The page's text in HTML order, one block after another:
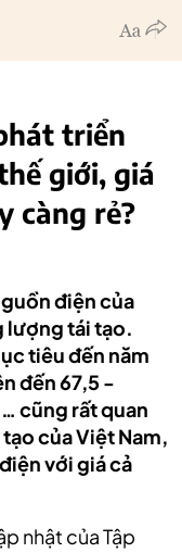
triển
giới, giá
càng rẻ?
điện của
lượng tái tạo.
tiêu đến năm
đến 67,5 -
cũng rất quan
của Việt Nam,
với giá cả
nhật của Tập